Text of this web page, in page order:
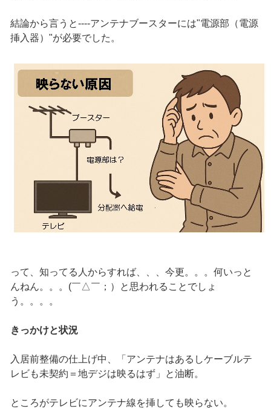
結論から言うと----アンテナブースターには"電源部（電源
挿入器）"が必要でした。
って、知ってる人からすれば、、、今更。。。何いっと
んねん。。。(￣△￣；）と思われることでしょ
う。。。。
きっかけと状況
入居前整備の仕上げ中、「アンテナはあるしケーブルテ
レビも未契約＝地デジは映るはず」と油断。
ところがテレビにアンテナ線を挿しても映らない。